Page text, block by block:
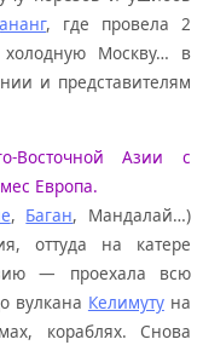
, где провела 2
Москву… в
и представителям
Восточной Азии с
Европа.
, Баган, Мандалай…)
оттуда на катере
— проехала всю
вулкана Келимутуна
кораблях. Снова